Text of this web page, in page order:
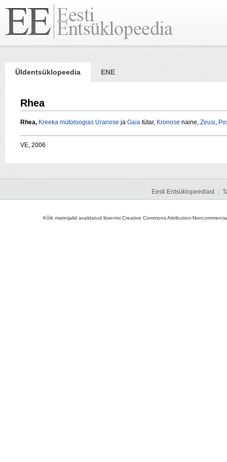
Üldentsüklopeedia ENE
Rhea
Rhea, Kreeka mütoloogias Uranose ja Gaia tütar, Kronose naine, Zeusi,
VE, 2006
Eesti Entsüklopeediast
Kõik materjalid avaldatud litsentsi Creative Commons Attribution-